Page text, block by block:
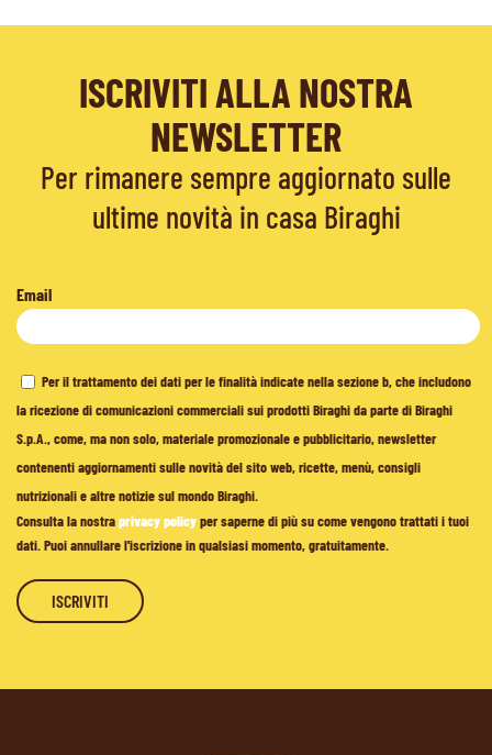
ISCRIVITI ALLA NOSTRA
NEWSLETTER
Per rimanere sempre aggiornato sulle
ultime novità in casa Biraghi
Email
Per il trattamento dei dati per le finalità indicate nella sezione b, che includono
la ricezione di comunicazioni commerciali sui prodotti Biraghi da parte di Biraghi
S.p.A., come, ma non solo, materiale promozionale e pubblicitario, newsletter
contenenti aggiornamenti sulle novità del sito web, ricette, menù, consigli
nutrizionali e altre notizie sul mondo Biraghi.
Consulta la nostraprivacy policyper saperne di più su come vengono trattati i tuoi
dati. Puoi annullare l'iscrizione in qualsiasi momento, gratuitamente.